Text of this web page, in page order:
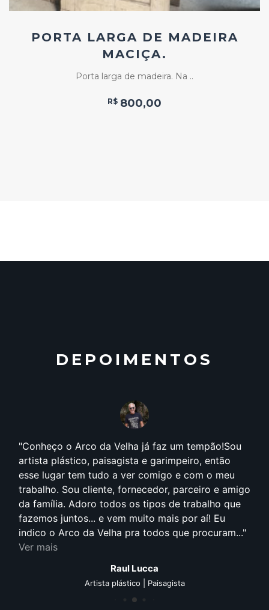
PORTA LARGA DE MADEIRA
MACIÇA.
Porta larga de madeira. Na ..
R$ 800,00
DEPOIMENTOS
Conheço o Arco da Velha já faz um tempão!Sou
artista plástico, paisagista e garimpeiro, então
esse lugar tem tudo a ver comigo e com o meu
trabalho. Sou cliente, fornecedor, parceiro e amigo
da família. Adoro todos os tipos de trabalho que
fazemos juntos... e vem muito mais por aí! Eu
indico o Arco da Velha pra todos que procuram...
Ver mais
Raul Lucca
Artista plástico | Paisagista